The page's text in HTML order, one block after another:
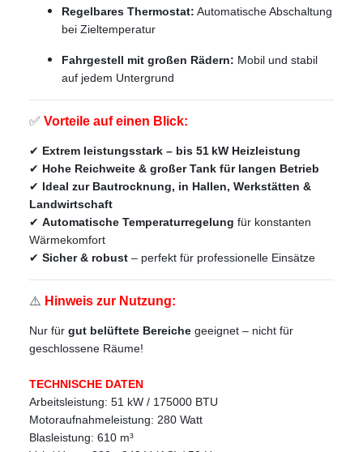
Regelbares Thermostat: Automatische Abschaltung
bei Zieltemperatur
Fahrgestell mit großen Rädern: Mobil und stabil
auf jedem Untergrund
✅ Vorteile auf einen Blick:
✔ Extrem leistungsstark – bis 51 kW Heizleistung
✔ Hohe Reichweite & großer Tank für langen Betrieb
✔ Ideal zur Bautrocknung, in Hallen, Werkstätten &
Landwirtschaft
✔ Automatische Temperaturregelung für konstanten
Wärmekomfort
✔ Sicher & robust – perfekt für professionelle Einsätze
⚠️ Hinweis zur Nutzung:
Nur für gut belüftete Bereiche geeignet – nicht für
geschlossene Räume!
TECHNISCHE DATEN
Arbeitsleistung: 51 kW / 175000 BTU
Motoraufnahmeleistung: 280 Watt
Blasleistung: 610 m³